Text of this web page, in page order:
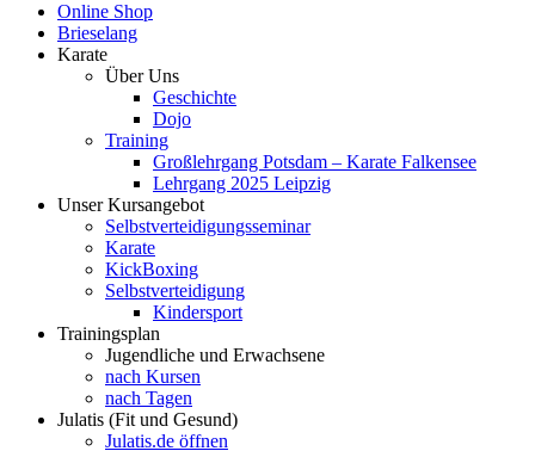
Online Shop
Brieselang
Karate
Über Uns
Geschichte
Dojo
Training
Großlehrgang Potsdam – Karate Falkensee
Lehrgang 2025 Leipzig
Unser Kursangebot
Selbstverteidigungsseminar
Karate
KickBoxing
Selbstverteidigung
Kindersport
Trainingsplan
Jugendliche und Erwachsene
nach Kursen
nach Tagen
Julatis (Fit und Gesund)
Julatis.de öffnen